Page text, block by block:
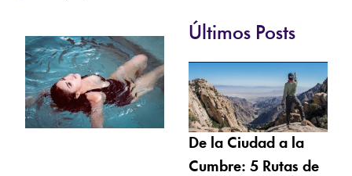
Últimos Posts
De la Ciudad a la
Cumbre: 5 Rutas de